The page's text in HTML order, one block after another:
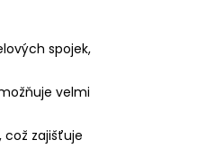
spojek,
velmi
zajišťuje